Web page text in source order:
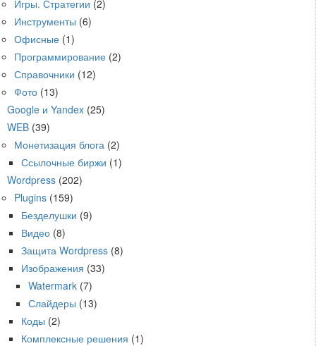
Игры. Стратегии (2)
Инструменты (6)
Офисные (1)
Программирование (2)
Справочники (12)
Фото (13)
Google и Yandex (25)
WEB (39)
Монетизация блога (2)
Ссылочные биржи (1)
Wordpress (202)
Plugins (159)
Безделушки (9)
Видео (8)
Защита Wordpress (8)
Изображения (33)
Watermark (7)
Слайдеры (13)
Коды (2)
Комплексные решения (1)